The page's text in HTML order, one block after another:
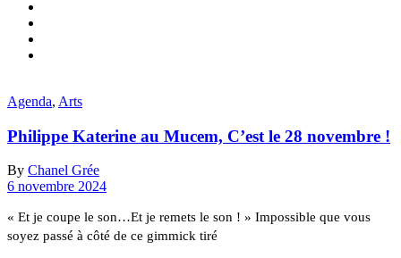
Agenda, Arts
Philippe Katerine au Mucem, C’est le 28 novembre !
By Chanel Grée
6 novembre 2024
« Et je coupe le son…Et je remets le son ! » Impossible que vous
soyez passé à côté de ce gimmick tiré